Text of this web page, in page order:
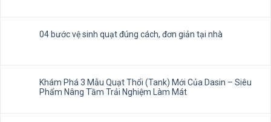
04 bước vệ sinh quạt đúng cách, đơn giản tại nhà
Khám Phá 3 Mẫu Quạt Thổi (Tank) Mới Của Dasin – Siêu
Phẩm Nâng Tầm Trải Nghiệm Làm Mát